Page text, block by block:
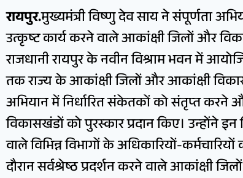
रायपुर.मुख्यमंत्री विष्णु देव साय ने संपूर्णता
उत्कृष्ट कार्य करने वाले आकांक्षी जिलों और
राजधानी रायपुर के नवीन विश्राम भवन में
तक राज्य के आकांक्षी जिलों और आकांक्षी
अभियान में निर्धारित संकेतकों को संतृप्त करने
विकासखंडों को पुरस्कार प्रदान किए। उन्होंने
वाले विभिन्न विभागों के अधिकारियों-
दौरान सर्वश्रेष्ठ प्रदर्शन करने वाले आकांक्षी